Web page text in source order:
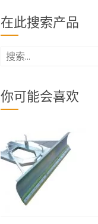
在此搜索产品
搜
你可能会喜欢